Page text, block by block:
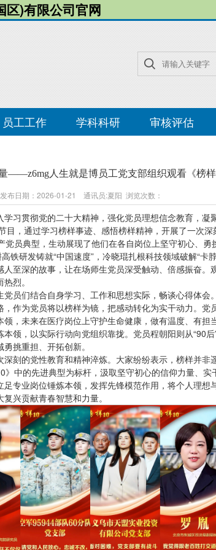
区)有限公司官网
员工工作 学科科研 审核评估
——z6mg人生就是博员工党支部组织观看《榜样
发布日期：2026-01-21 通讯员:夏阳 浏览次数：
学习贯彻党的二十大精神，强化党员理想信念教育，
，通过学习榜样事迹、感悟榜样精神，开展了一次深
党员典型，生动展现了他们在各自岗位上坚守初心、
铁研发铸就“中国速度”，冷晓琨扎根科技领域破解“卡
至深的故事，让在场师生党员深受触动、倍感振奋。
烈。
员们结合自身学习、工作和思想实际，畅谈心得体会
作为党员将以榜样为镜，把感动转化为实干动力。党
，未来在医疗岗位上守护生命健康，做有温度、有担
领，以实际行动向党组织靠拢。党员程朝阳则从“90
挑重担、开拓创新。
刻的党性教育和精神淬炼。大家纷纷表示，榜样并非
中的先进典型为标杆，汲取坚守初心的信仰力量、
专业岗位锤炼本领，发挥先锋模范作用，将个人理想
兴贡献青春智慧和力量。